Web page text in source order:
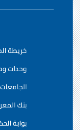
خريطة
وحدات
بنك
بوابة